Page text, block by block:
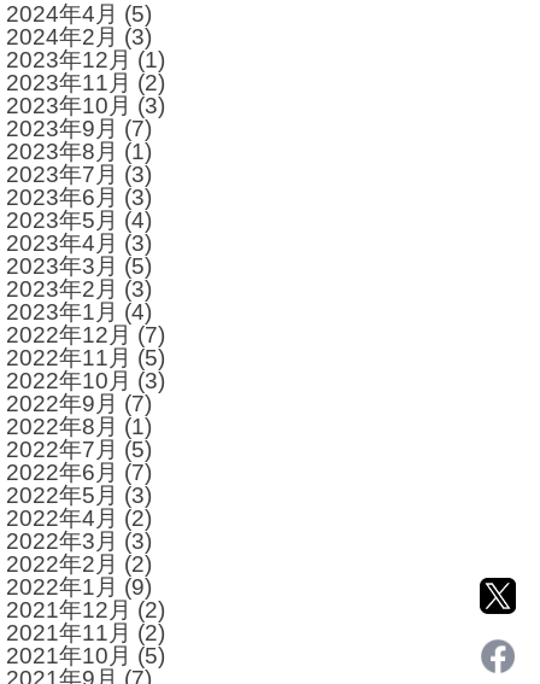
2024年4月 (5)
2024年2月 (3)
2023年12月 (1)
2023年11月 (2)
2023年10月 (3)
2023年9月 (7)
2023年8月 (1)
2023年7月 (3)
2023年6月 (3)
2023年5月 (4)
2023年4月 (3)
2023年3月 (5)
2023年2月 (3)
2023年1月 (4)
2022年12月 (7)
2022年11月 (5)
2022年10月 (3)
2022年9月 (7)
2022年8月 (1)
2022年7月 (5)
2022年6月 (7)
2022年5月 (3)
2022年4月 (2)
2022年3月 (3)
2022年2月 (2)
2022年1月 (9)
2021年12月 (2)
2021年11月 (2)
2021年10月 (5)
2021年9月 (7)